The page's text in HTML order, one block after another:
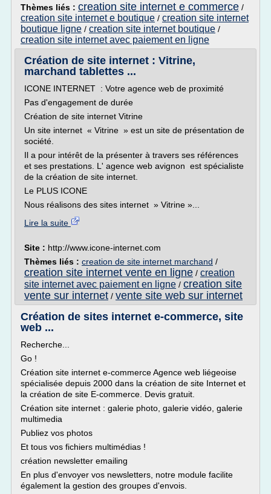
Thèmes liés : creation site internet e commerce /
creation site internet e boutique / creation site internet
boutique ligne / creation site internet boutique /
creation site internet avec paiement en ligne
Création de site internet : Vitrine,
marchand tablettes ...
ICONE INTERNET : Votre agence web de proximité
Pas d'engagement de durée
Création de site internet Vitrine
Un site internet « Vitrine » est un site de présentation de
société.
Il a pour intérêt de la présenter à travers ses références
et ses prestations. L' agence web avignon est spécialiste
de la création de site internet.
Le PLUS ICONE
Nous réalisons des sites internet » Vitrine »...
Lire la suite
Site : http://www.icone-internet.com
Thèmes liés : creation de site internet marchand /
creation site internet vente en ligne / creation
site internet avec paiement en ligne / creation site
vente sur internet / vente site web sur internet
Création de sites internet e-commerce, site
web ...
Recherche...
Go !
Création site internet e-commerce Agence web liégeoise
spécialisée depuis 2000 dans la création de site Internet et
la création de site E-commerce. Devis gratuit.
Création site internet : galerie photo, galerie vidéo, galerie
multimedia
Publiez vos photos
Et tous vos fichiers multimédias !
création newsletter emailing
En plus d'envoyer vos newsletters, notre module facilite
également la gestion des groupes d'envois.